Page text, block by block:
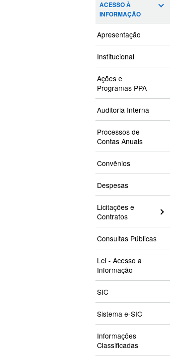
ACESSO À
INFORMAÇÃO
Apresentação
Institucional
Ações e
Programas PPA
Auditoria Interna
Processos de
Contas Anuais
Convênios
Despesas
Licitações e
Contratos
Consultas Públicas
Lei - Acesso a
Informação
SIC
Sistema e-SIC
Informações
Classificadas